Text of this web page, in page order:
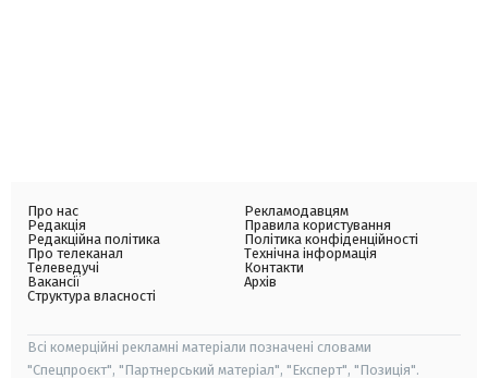
Про нас
Редакція
Редакційна політика
Про телеканал
Телеведучі
Вакансії
Структура власності
Рекламодавцям
Правила користування
Політика конфіденційності
Технічна інформація
Контакти
Архів
Всі комерційні рекламні матеріали позначені словами
"Спецпроєкт", "Партнерський матеріал", "Експерт", "Позиція".